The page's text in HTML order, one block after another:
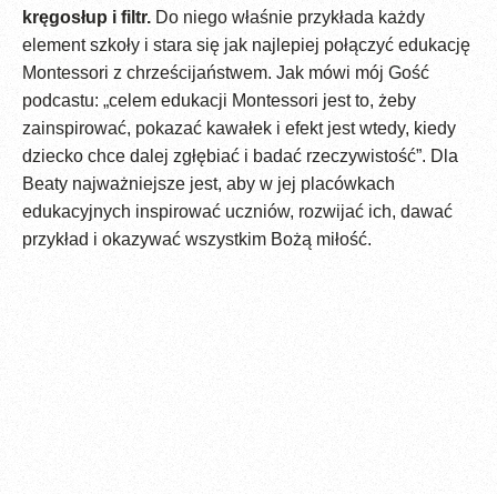
kręgosłup i filtr. Do niego właśnie przykłada każdy
element szkoły i stara się jak najlepiej połączyć edukację
Montessori z chrześcijaństwem. Jak mówi mój Gość
podcastu: „celem edukacji Montessori jest to, żeby
zainspirować, pokazać kawałek i efekt jest wtedy, kiedy
dziecko chce dalej zgłębiać i badać rzeczywistość”. Dla
Beaty najważniejsze jest, aby w jej placówkach
edukacyjnych inspirować uczniów, rozwijać ich, dawać
przykład i okazywać wszystkim Bożą miłość.